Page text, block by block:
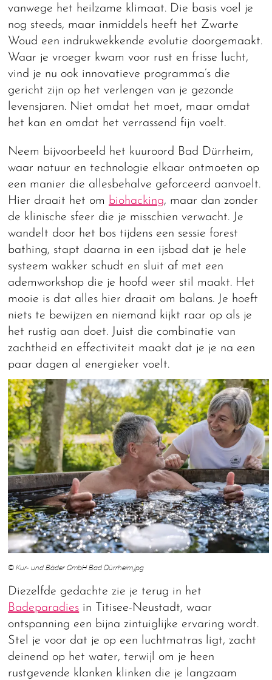
vanwege het heilzame klimaat. Die basis voel je
nog steeds, maar inmiddels heeft het Zwarte
Woud een indrukwekkende evolutie doorgemaakt.
Waar je vroeger kwam voor rust en frisse lucht,
vind je nu ook innovatieve programma’s die
gericht zijn op het verlengen van je gezonde
levensjaren. Niet omdat het moet, maar omdat
het kan en omdat het verrassend fijn voelt.
Neem bijvoorbeeld het kuuroord Bad Dürrheim,
waar natuur en technologie elkaar ontmoeten op
een manier die allesbehalve geforceerd aanvoelt.
Hier draait het om biohacking, maar dan zonder
de klinische sfeer die je misschien verwacht. Je
wandelt door het bos tijdens een sessie forest
bathing, stapt daarna in een ijsbad dat je hele
systeem wakker schudt en sluit af met een
ademworkshop die je hoofd weer stil maakt. Het
mooie is dat alles hier draait om balans. Je hoeft
niets te bewijzen en niemand kijkt raar op als je
het rustig aan doet. Juist die combinatie van
zachtheid en effectiviteit maakt dat je je na een
paar dagen al energieker voelt.
© Kur- und Bäder GmbH Bad Dürrheim.jpg
Diezelfde gedachte zie je terug in het
Badeparadies in Titisee-Neustadt, waar
ontspanning een bijna zintuiglijke ervaring wordt.
Stel je voor dat je op een luchtmatras ligt, zacht
deinend op het water, terwijl om je heen
rustgevende klanken klinken die je langzaam